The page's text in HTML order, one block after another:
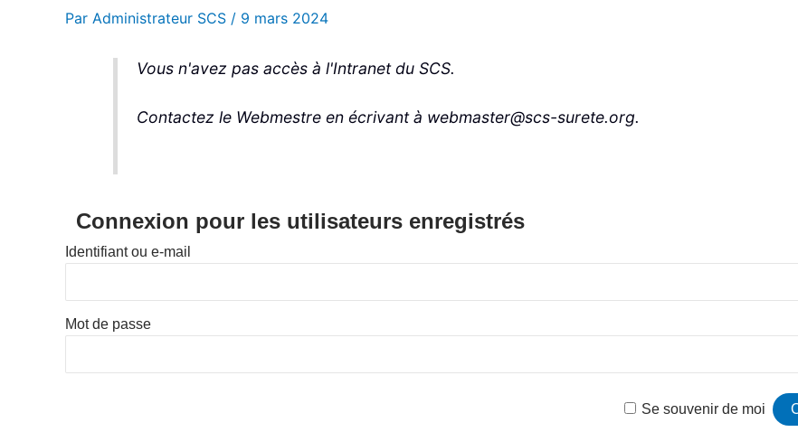
Par Administrateur SCS / 9 mars 2024
Vous n'avez pas accès à l'Intranet du SCS.
Contactez le Webmestre en écrivant à webmaster@scs-surete.org.
Connexion pour les utilisateurs enregistrés
Identifiant ou e-mail
Mot de passe
Se souvenir de moi